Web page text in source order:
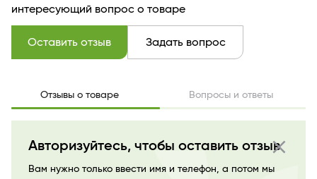
интересующий вопрос о товаре
Оставить отзыв Задать вопрос
Отзывы о товаре Вопросы и ответы
close
Авторизуйтесь, чтобы оставить отзыв
Вам нужно только ввести имя и телефон, а потом мы